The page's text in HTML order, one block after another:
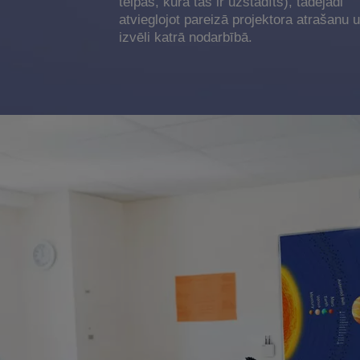
atvieglojot pareizā projektora atrašanu
izvēli katrā nodarbībā.